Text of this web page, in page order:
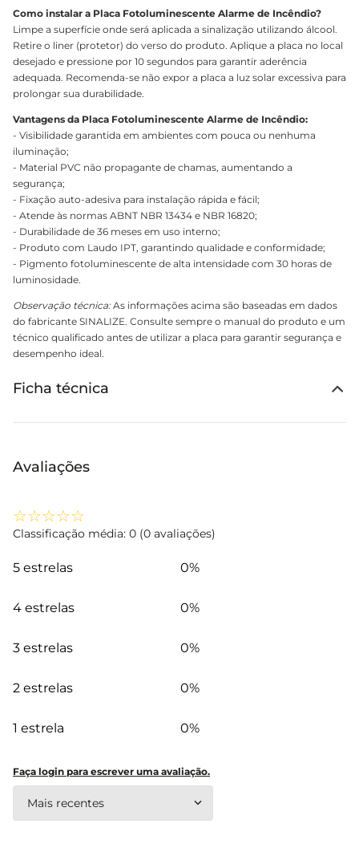
Como instalar a Placa Fotoluminescente Alarme de Incêndio?
Limpe a superfície onde será aplicada a sinalização utilizando álcool.
Retire o liner (protetor) do verso do produto. Aplique a placa no local
desejado e pressione por 10 segundos para garantir aderência
adequada. Recomenda-se não expor a placa a luz solar excessiva para
prolongar sua durabilidade.
Vantagens da Placa Fotoluminescente Alarme de Incêndio:
- Visibilidade garantida em ambientes com pouca ou nenhuma
iluminação;
- Material PVC não propagante de chamas, aumentando a
segurança;
- Fixação auto-adesiva para instalação rápida e fácil;
- Atende às normas ABNT NBR 13434 e NBR 16820;
- Durabilidade de 36 meses em uso interno;
- Produto com Laudo IPT, garantindo qualidade e conformidade;
- Pigmento fotoluminescente de alta intensidade com 30 horas de
luminosidade.
Observação técnica:As informações acima são baseadas em dados
do fabricante SINALIZE. Consulte sempre o manual do produto e um
técnico qualificado antes de utilizar a placa para garantir segurança e
desempenho ideal.
Ficha técnica
Avaliações
☆☆☆☆☆
Classificação média: 0 (0 avaliações)
5 estrelas 0%
4 estrelas 0%
3 estrelas 0%
2 estrelas 0%
1 estrela 0%
Faça login para escrever uma avaliação.
Mais recentes